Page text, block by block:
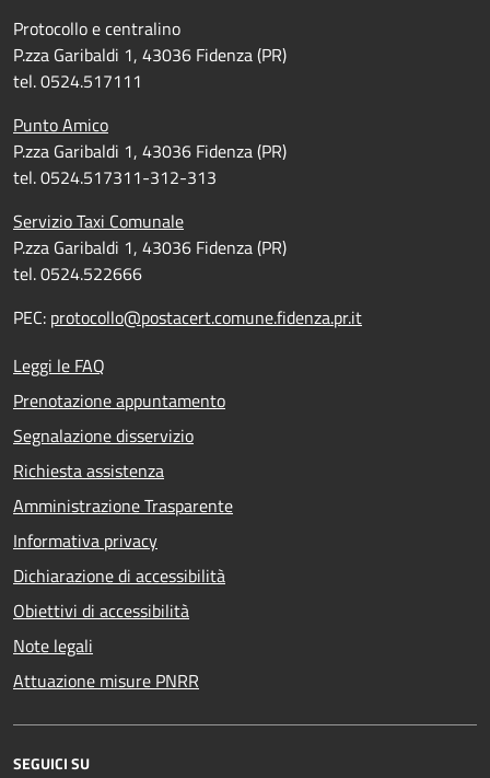
Protocollo e centralino
P.zza Garibaldi 1, 43036 Fidenza (PR)
tel. 0524.517111
Punto Amico
P.zza Garibaldi 1, 43036 Fidenza (PR)
tel. 0524.517311-312-313
Servizio Taxi Comunale
P.zza Garibaldi 1, 43036 Fidenza (PR)
tel. 0524.522666
PEC: protocollo@postacert.comune.fidenza.pr.it
Leggi le FAQ
Prenotazione appuntamento
Segnalazione disservizio
Richiesta assistenza
Amministrazione Trasparente
Informativa privacy
Dichiarazione di accessibilità
Obiettivi di accessibilità
Note legali
Attuazione misure PNRR
SEGUICI SU